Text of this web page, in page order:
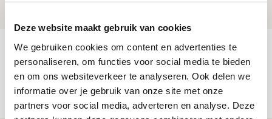
Deze website maakt gebruik van cookies
We gebruiken cookies om content en advertenties te
personaliseren, om functies voor social media te bieden
en om ons websiteverkeer te analyseren. Ook delen we
informatie over je gebruik van onze site met onze
partners voor social media, adverteren en analyse. Deze
Míchels elf: met welke formatie begin
jij aan nieuw eredivisieseizoen?